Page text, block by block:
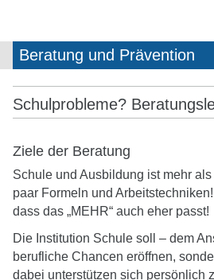
Beratung und Prävention
Schulprobleme?
Ziele der Beratung
Schule und Ausbildung ist mehr
paar Formeln und
dass das „MEHR“ auch eher passt!
Die Institution Schule soll – dem
berufliche Chancen eröffnen,
dabei unterstützen sich persönlich